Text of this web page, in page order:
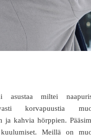
miltei
korvapuustia
ja kahvia hörppien.
Meillä on